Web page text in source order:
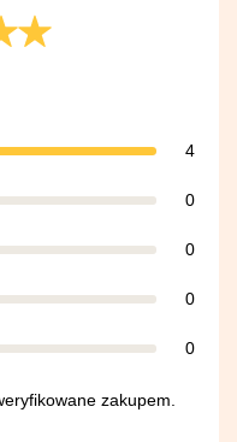
4
0
0
0
0
zakupem.